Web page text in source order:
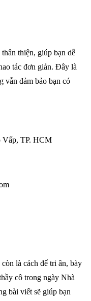
thiện, giúp bạn dễ
tác đơn giản. Đây là
vẫn đảm bảo bạn có
Vấp, TP. HCM
là cách để tri ân, bày
cô trong ngày Nhà
bài viết sẽ giúp bạn